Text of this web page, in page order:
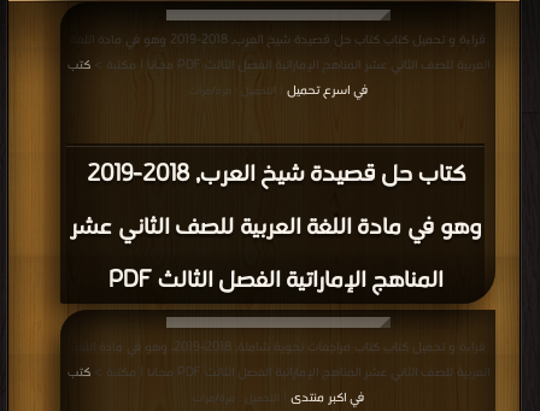
كتاب حل قصيدة شيخ العرب, 2018-2019
وهو في مادة اللغة العربية للصف الثاني عشر
المناهج الإماراتية الفصل الثالث PDF
قراءة و تحميل كتاب كتاب حل قصيدة شيخ العرب, 2018-2019 وهو في مادة اللغة
العربية للصف الثاني عشر المناهج الإماراتية الفصل الثالث PDF مجانا | مكتبة >
كتب
في اسرع تحميل | التحميل : مرة/مرات
قراءة و تحميل كتاب كتاب مراجعات نحوية شاملة, 2018-2019، وهو في مادة اللغة
العربية للصف الثاني عشر المناهج الإماراتية الفصل الثالث PDF مجانا | مكتبة >
كتب
في اكبر منتدى
| التحميل : مرة/مرات